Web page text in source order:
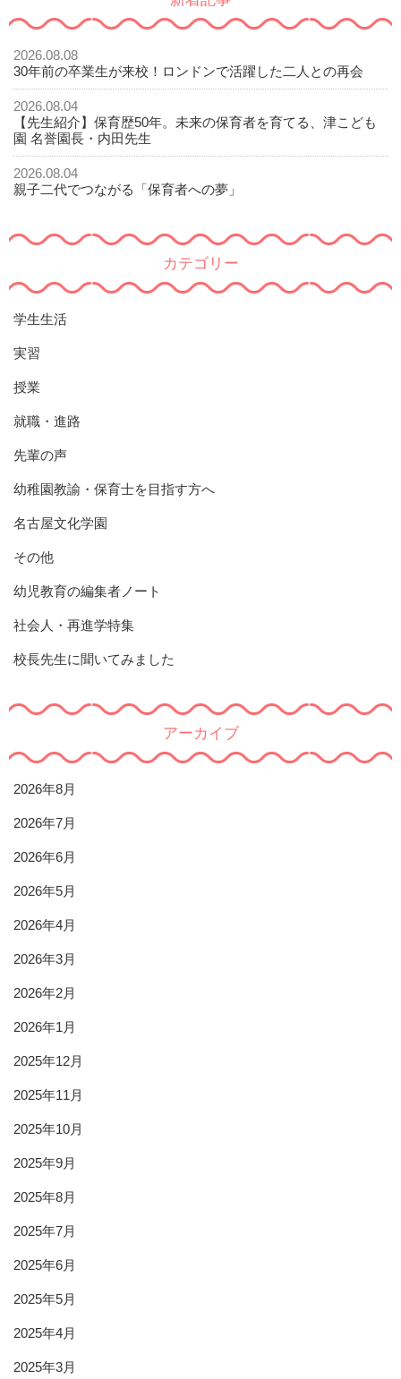
2026.08.08
30年前の卒業生が来校！ロンドンで活躍した二人との再会
2026.08.04
【先生紹介】保育歴50年。未来の保育者を育てる、津こども
園 名誉園長・内田先生
2026.08.04
親子二代でつながる「保育者への夢」
カテゴリー
学生生活
実習
授業
就職・進路
先輩の声
幼稚園教諭・保育士を目指す方へ
名古屋文化学園
その他
幼児教育の編集者ノート
社会人・再進学特集
校長先生に聞いてみました
アーカイブ
2026年8月
2026年7月
2026年6月
2026年5月
2026年4月
2026年3月
2026年2月
2026年1月
2025年12月
2025年11月
2025年10月
2025年9月
2025年8月
2025年7月
2025年6月
2025年5月
2025年4月
2025年3月